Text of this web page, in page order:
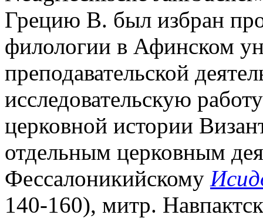
Грецию В. был избран
филологии в Афинском
преподавательской
исследовательскую
церковной истории
отдельным церковным
Фессалоникийскому
140-160), митр.